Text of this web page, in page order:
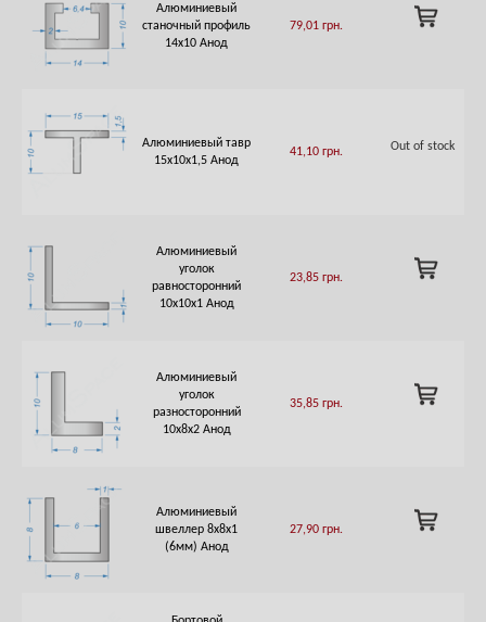
Алюминиевый
станочный профиль
14х10 Анод
79,01 грн.
ADD
TO
Алюминиевый тавр
15х10х1,5 Анод
41,10 грн. Out of stock
Алюминиевый
уголок
равносторонний
10х10х1 Анод
23,85 грн.
ADD
TO
Алюминиевый
уголок
разносторонний
10х8х2 Анод
35,85 грн.
ADD
TO
Алюминиевый
швеллер 8х8х1
(6мм) Анод
27,90 грн.
ADD
TO